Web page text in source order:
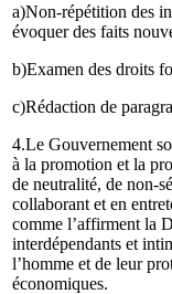
a)Non-répétition des
évoquer des faits
b)Examen des droits
c)Rédaction de
4.Le Gouvernement
à la promotion et la
de neutralité, de non-
collaborant et en
comme l’affirment la
interdépendants et
l’homme et de leur
économiques.